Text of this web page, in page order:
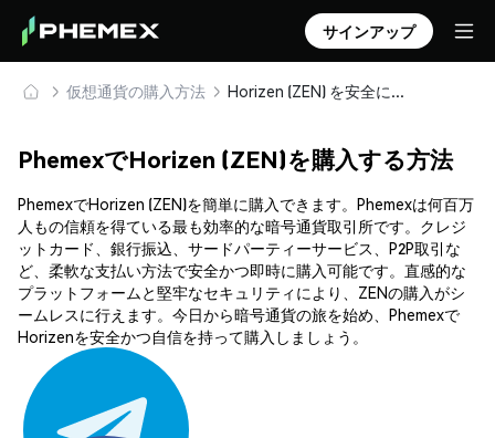
サインアップ
仮想通貨の購入方法 Horizen (ZEN) を安全に購入・保管
PhemexでHorizen (ZEN)を購入する方法
PhemexでHorizen (ZEN)を簡単に購入できます。Phemexは何百万
人もの信頼を得ている最も効率的な暗号通貨取引所です。クレジ
ットカード、銀行振込、サードパーティーサービス、P2P取引な
ど、柔軟な支払い方法で安全かつ即時に購入可能です。直感的な
プラットフォームと堅牢なセキュリティにより、ZENの購入がシ
ームレスに行えます。今日から暗号通貨の旅を始め、Phemexで
Horizenを安全かつ自信を持って購入しましょう。